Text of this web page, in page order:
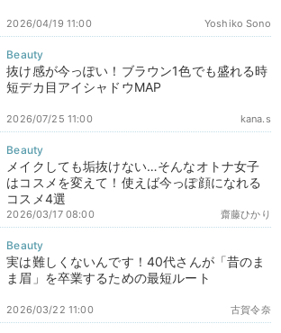
Yoshiko Sono
2026/04/19 11:00
抜け感が今っぽい！ブラウン1色でも盛れる時
短デカ目アイシャドウMAP
kana.s
2026/07/25 11:00
メイクしても垢抜けない…そんなオトナ女子
はコスメを変えて！使えば今っぽ顔になれる
コスメ4選
齋藤ひかり
2026/03/17 08:00
実は難しくないんです！40代さんが「昔のま
ま眉」を卒業するための最短ルート
古賀令奈
2026/03/22 11:00